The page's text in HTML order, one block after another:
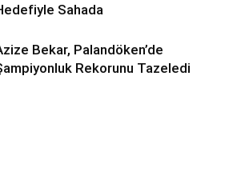
Sahada
Bekar, Palandöken’de
Rekorunu Tazeledi